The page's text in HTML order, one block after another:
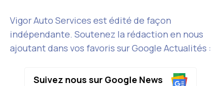
Vigor Auto Services est édité de façon
indépendante. Soutenez la rédaction en nous
ajoutant dans vos favoris sur Google Actualités :
Suivez nous sur Google News